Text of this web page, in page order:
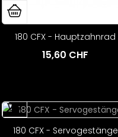
180 CFX - Hauptzahnrad
15,60 CHF
180 CFX - Servogestänge